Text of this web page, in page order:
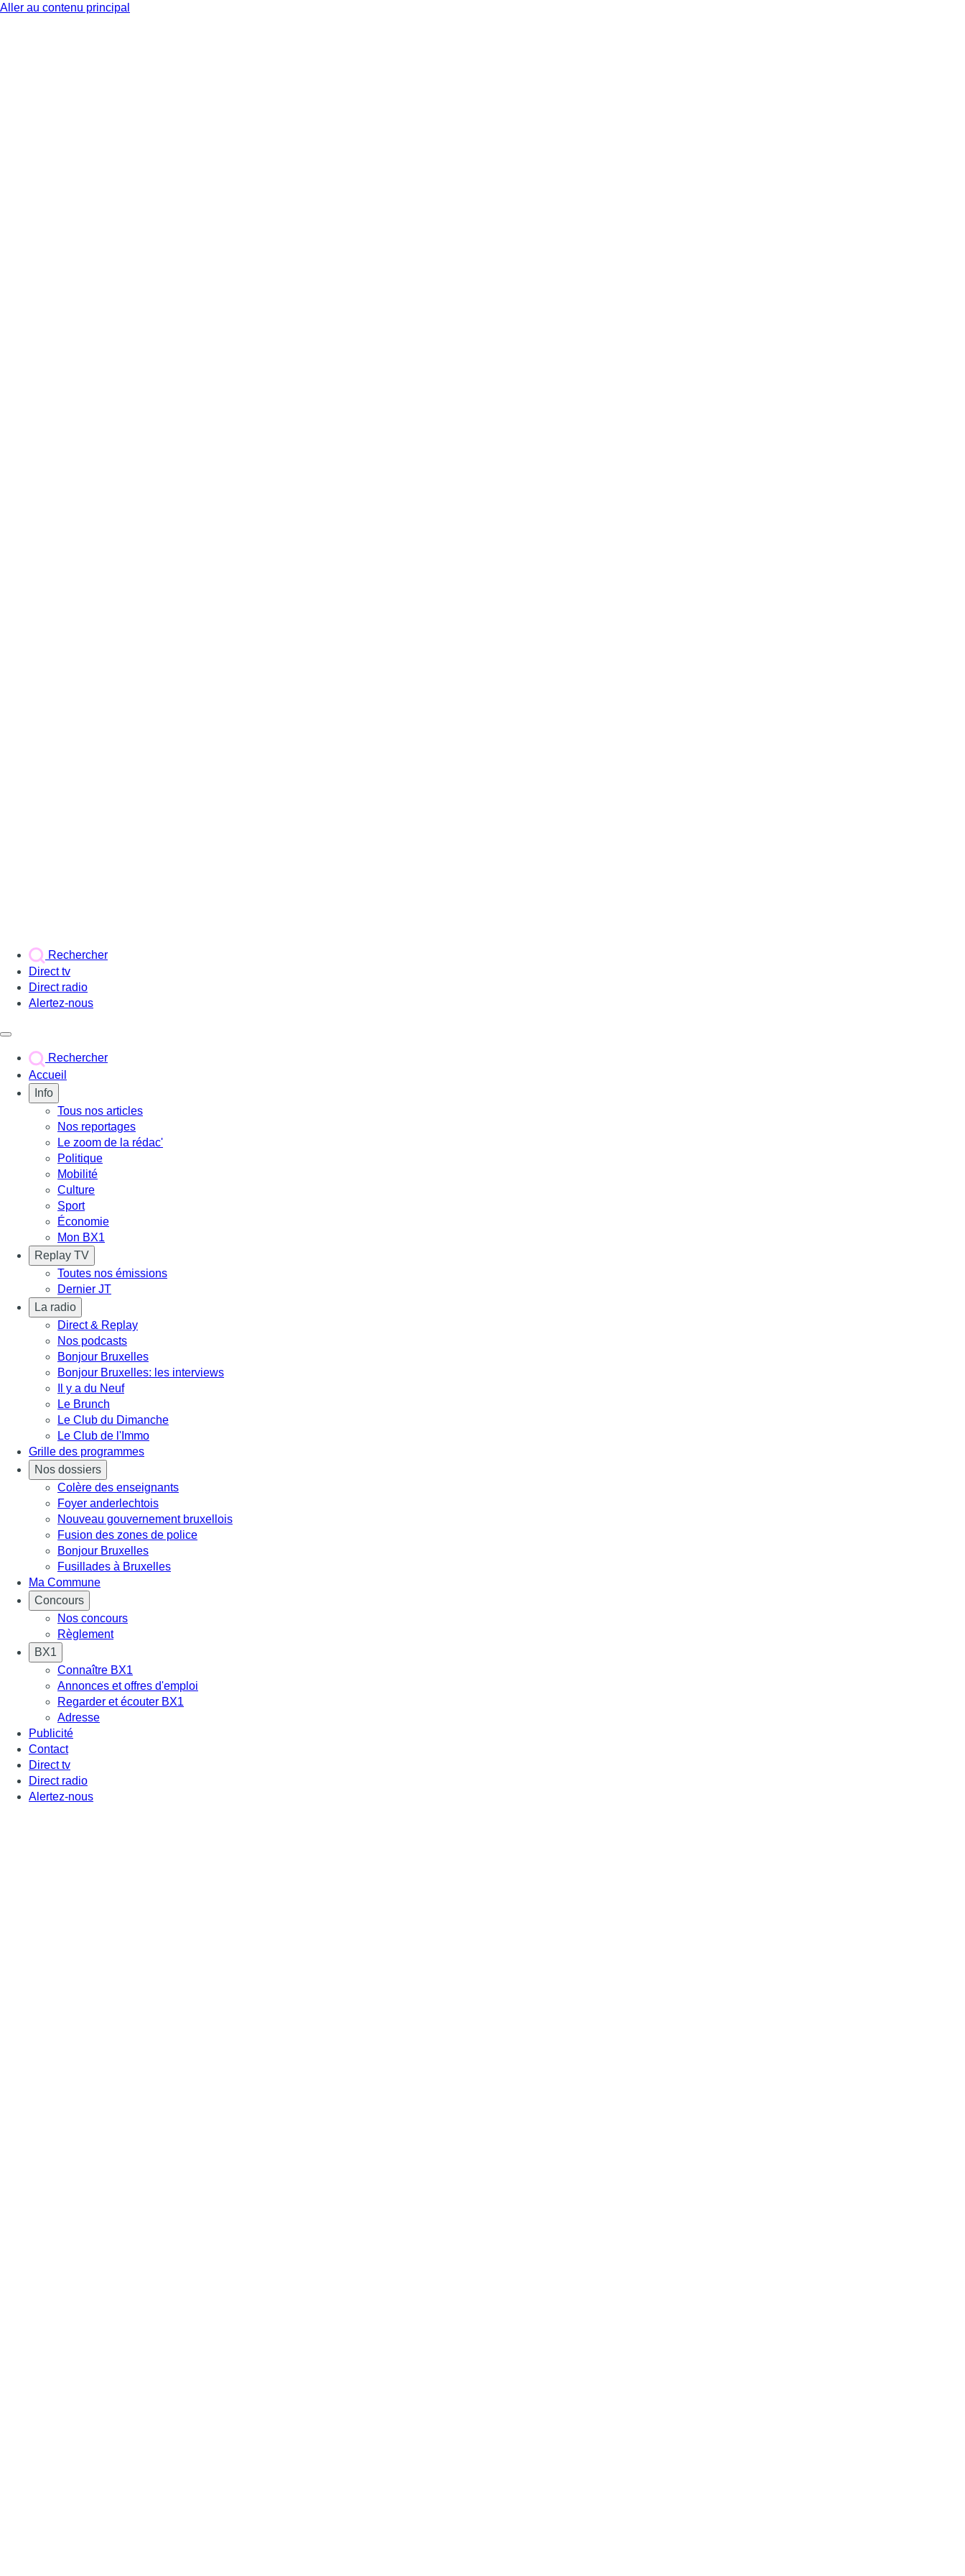
Aller au contenu principal
Rechercher
Direct tv
Direct radio
Alertez-nous
Rechercher
Accueil
Info
Tous nos articles
Nos reportages
Le zoom de la rédac'
Politique
Mobilité
Culture
Sport
Économie
Mon BX1
Replay TV
Toutes nos émissions
Dernier JT
La radio
Direct & Replay
Nos podcasts
Bonjour Bruxelles
Bonjour Bruxelles: les interviews
Il y a du Neuf
Le Brunch
Le Club du Dimanche
Le Club de l'Immo
Grille des programmes
Nos dossiers
Colère des enseignants
Foyer anderlechtois
Nouveau gouvernement bruxellois
Fusion des zones de police
Bonjour Bruxelles
Fusillades à Bruxelles
Ma Commune
Concours
Nos concours
Règlement
BX1
Connaître BX1
Annonces et offres d'emploi
Regarder et écouter BX1
Adresse
Publicité
Contact
Direct tv
Direct radio
Alertez-nous